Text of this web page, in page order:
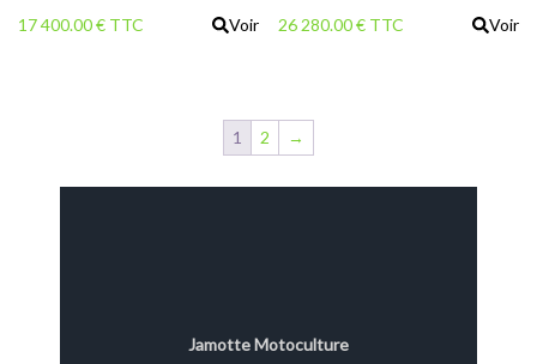
17 400.00 € TTC Voir 26 280.00 € TTC Voir
1 2 →
Jamotte Motoculture